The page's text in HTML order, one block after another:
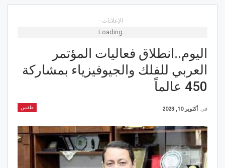
- الإعلانات -
Loading...
اليوم..انطلاق فعاليات المؤتمر
العربي للفلك والجيوفيزياء بمشاركة
450 عالماً
طقس في أكتوبر 10, 2023